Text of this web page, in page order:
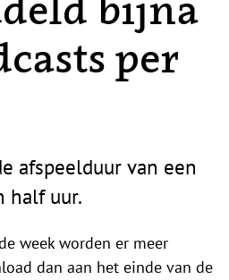
per
afspeelduur van een
half uur.
week worden er meer
dan aan het einde van de